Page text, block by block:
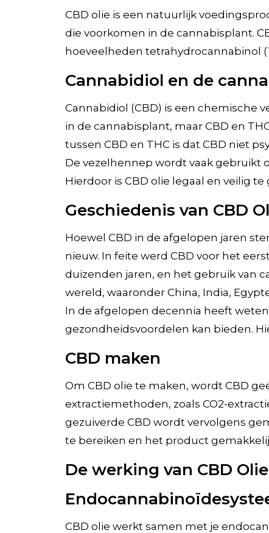
CBD olie is een natuurlijk
die voorkomen in de cannabisplant.
hoeveelheden tetrahydrocannabinol
Cannabidiol en de
Cannabidiol (CBD) is een chemische
in de cannabisplant, maar CBD en
tussen CBD en THC is dat CBD niet
De vezelhennep wordt vaak gebruikt
Hierdoor is CBD olie legaal en veilig te
Geschiedenis van CBD
Hoewel CBD in de afgelopen jaren
nieuw. In feite werd CBD voor het
duizenden jaren, en het gebruik van
wereld, waaronder China, India,
In de afgelopen decennia heeft
gezondheidsvoordelen kan bieden.
CBD maken
Om CBD olie te maken, wordt CBD
extractiemethoden, zoals CO2-
gezuiverde CBD wordt vervolgens
te bereiken en het product
De werking van CBD Olie
CBD olie werkt samen met je